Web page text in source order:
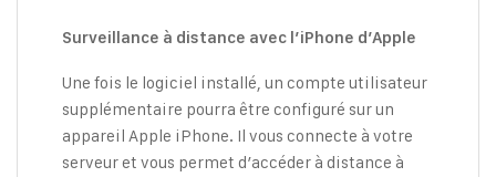
Surveillance à distance avec l’iPhone d’Apple
Une fois le logiciel installé, un compte utilisateur
supplémentaire pourra être configuré sur un
appareil Apple iPhone. Il vous connecte à votre
serveur et vous permet d’accéder à distance à